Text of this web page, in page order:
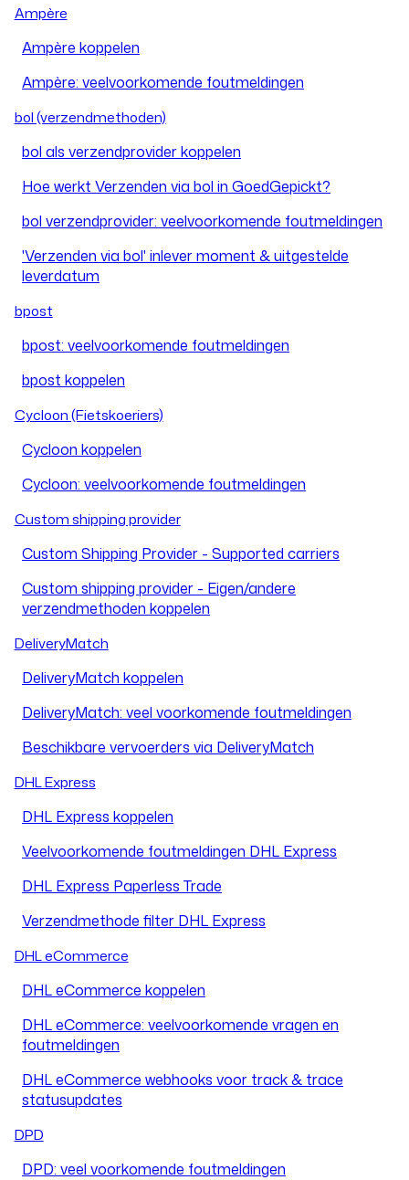
Ampère
Ampère koppelen
Ampère: veelvoorkomende foutmeldingen
bol (verzendmethoden)
bol als verzendprovider koppelen
Hoe werkt Verzenden via bol in GoedGepickt?
bol verzendprovider: veelvoorkomende foutmeldingen
'Verzenden via bol' inlever moment & uitgestelde
leverdatum
bpost
bpost: veelvoorkomende foutmeldingen
bpost koppelen
Cycloon (Fietskoeriers)
Cycloon koppelen
Cycloon: veelvoorkomende foutmeldingen
Custom shipping provider
Custom Shipping Provider - Supported carriers
Custom shipping provider - Eigen/andere
verzendmethoden koppelen
DeliveryMatch
DeliveryMatch koppelen
DeliveryMatch: veel voorkomende foutmeldingen
Beschikbare vervoerders via DeliveryMatch
DHL Express
DHL Express koppelen
Veelvoorkomende foutmeldingen DHL Express
DHL Express Paperless Trade
Verzendmethode filter DHL Express
DHL eCommerce
DHL eCommerce koppelen
DHL eCommerce: veelvoorkomende vragen en
foutmeldingen
DHL eCommerce webhooks voor track & trace
statusupdates
DPD
DPD: veel voorkomende foutmeldingen